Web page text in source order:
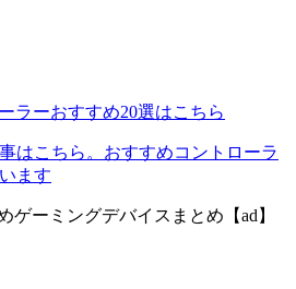
ラーおすすめ20選はこちら
はこちら。おすすめコントローラ
ます
ゲーミングデバイスまとめ【ad】